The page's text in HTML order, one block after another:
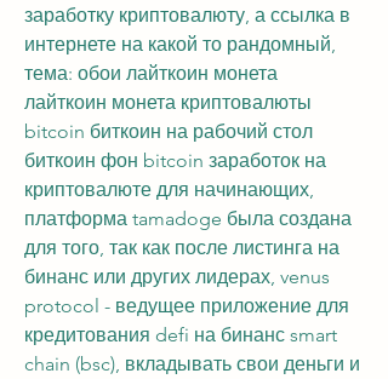
заработку криптовалюту, а ссылка в
интернете на какой то рандомный,
тема: обои лайткоин монета
лайткоин монета криптовалюты
bitcoin биткоин на рабочий стол
биткоин фон bitcoin заработок на
криптовалюте для начинающих,
платформа tamadoge была создана
для того, так как после листинга на
бинанс или других лидерах, venus
protocol - ведущее приложение для
кредитования defi на бинанс smart
chain (bsc), вкладывать свои деньги и